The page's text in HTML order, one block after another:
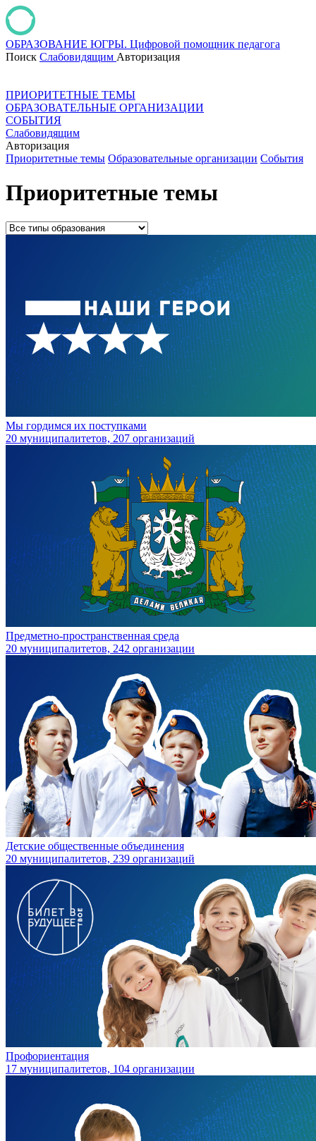
ОБРАЗОВАНИЕ ЮГРЫ. Цифровой помощник педагога
Поиск Слабовидящим Авторизация
ПРИОРИТЕТНЫЕ ТЕМЫ
ОБРАЗОВАТЕЛЬНЫЕ ОРГАНИЗАЦИИ
СОБЫТИЯ
Слабовидящим
Авторизация
Приоритетные темы Образовательные организации События
Приоритетные темы
Мы гордимся их поступками
20 муниципалитетов, 207 организаций
Предметно-пространственная среда
20 муниципалитетов, 242 организации
Детские общественные объединения
20 муниципалитетов, 239 организаций
Профориентация
17 муниципалитетов, 104 организации